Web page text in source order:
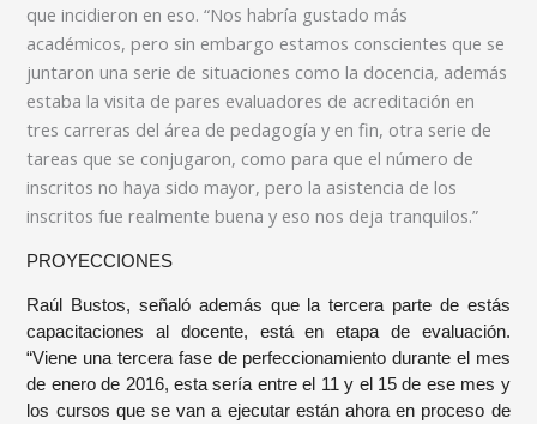
que incidieron en eso. “Nos habría gustado más
académicos, pero sin embargo estamos conscientes que se
juntaron una serie de situaciones como la docencia, además
estaba la visita de pares evaluadores de acreditación en
tres carreras del área de pedagogía y en fin, otra serie de
tareas que se conjugaron, como para que el número de
inscritos no haya sido mayor, pero la asistencia de los
inscritos fue realmente buena y eso nos deja tranquilos.”
PROYECCIONES
Raúl Bustos, señaló además que la tercera parte de estás
capacitaciones al docente, está en etapa de evaluación.
“Viene una tercera fase de perfeccionamiento durante el mes
de enero de 2016, esta sería entre el 11 y el 15 de ese mes y
los cursos que se van a ejecutar están ahora en proceso de